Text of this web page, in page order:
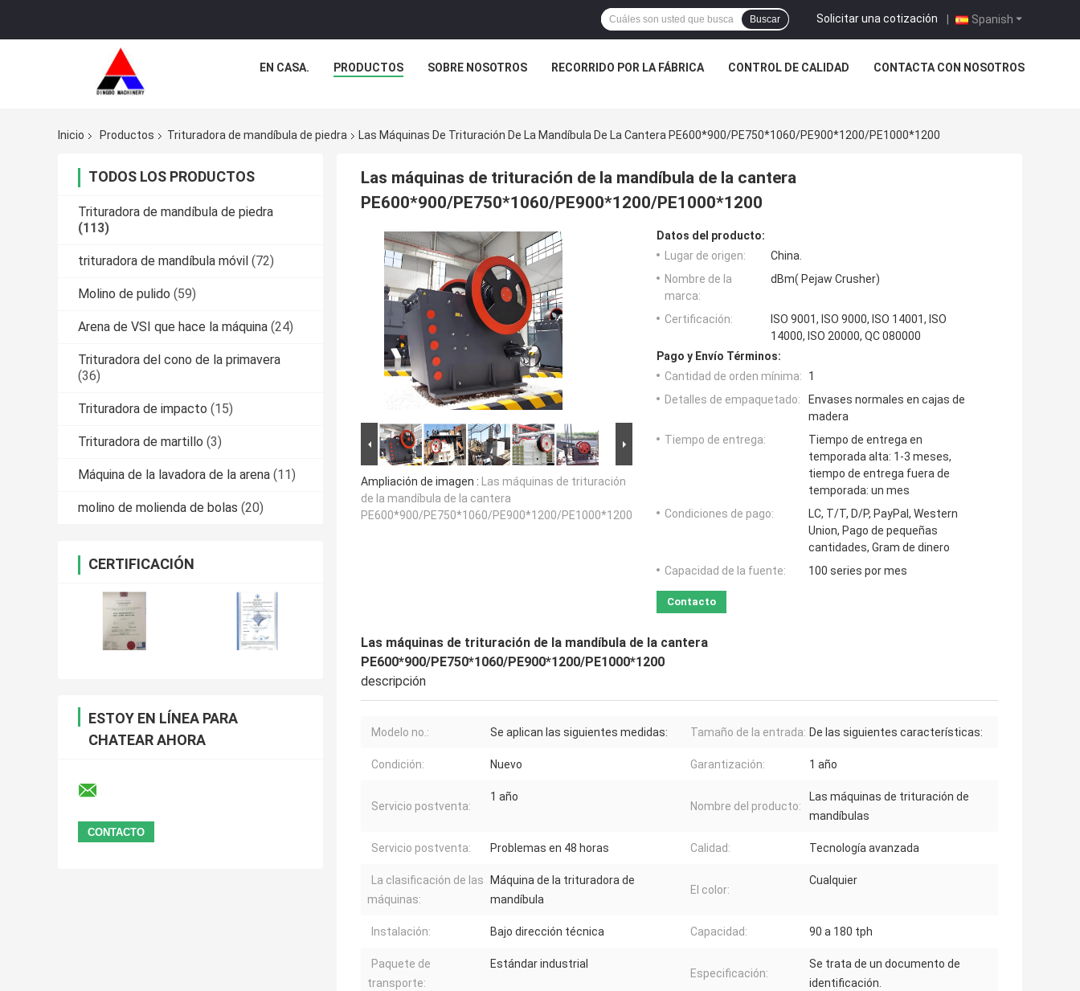
Spanish
Solicitar una cotización |
Buscar
EN CASA. PRODUCTOS SOBRE NOSOTROS RECORRIDO POR LA FÁBRICA CONTROL DE CALIDAD CONTACTA CON NOSOTROS
Inicio Productos Trituradora de mandíbula de piedra Las Máquinas De Trituración De La Mandíbula De La Cantera PE600*900/PE750*1060/PE900*1200/PE1000*1200
TODOS LOS PRODUCTOS
Trituradora de mandíbula de piedra
(113)
trituradora de mandíbula móvil (72)
Molino de pulido (59)
Arena de VSI que hace la máquina (24)
Trituradora del cono de la primavera
(36)
Trituradora de impacto (15)
Trituradora de martillo (3)
Máquina de la lavadora de la arena (11)
molino de molienda de bolas (20)
CERTIFICACIÓN
ESTOY EN LÍNEA PARA
CHATEAR AHORA
Las máquinas de trituración de la mandíbula de la cantera
PE600*900/PE750*1060/PE900*1200/PE1000*1200
Ampliación de imagen : Las máquinas de trituración
de la mandíbula de la cantera
PE600*900/PE750*1060/PE900*1200/PE1000*1200
Datos del producto:
Lugar de origen:
China.
Nombre de la
marca:
dBm( Pejaw Crusher)
Certificación:
ISO 9001, ISO 9000, ISO 14001, ISO
14000, ISO 20000, QC 080000
Pago y Envío Términos:
Cantidad de orden mínima:
1
Detalles de empaquetado:
Envases normales en cajas de
madera
Tiempo de entrega:
Tiempo de entrega en
temporada alta: 1-3 meses,
tiempo de entrega fuera de
temporada: un mes
Condiciones de pago:
LC, T/T, D/P, PayPal, Western
Union, Pago de pequeñas
cantidades, Gram de dinero
Capacidad de la fuente:
100 series por mes
Contacto
Las máquinas de trituración de la mandíbula de la cantera
PE600*900/PE750*1060/PE900*1200/PE1000*1200
descripción
Modelo no.: Se aplican las siguientes medidas: Tamaño de la entrada: De las siguientes características:
Condición: Nuevo Garantización: 1 año
Servicio postventa:
1 año
Nombre del producto:
Las máquinas de trituración de
mandíbulas
Servicio postventa: Problemas en 48 horas Calidad: Tecnología avanzada
La clasificación de las
máquinas:
Máquina de la trituradora de
mandíbula
El color:
Cualquier
Instalación: Bajo dirección técnica Capacidad: 90 a 180 tph
Paquete de
transporte:
Estándar industrial
Especificación:
Se trata de un documento de
identificación.